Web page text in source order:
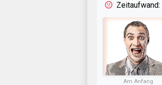
Zeitaufwand:
Am Anfang